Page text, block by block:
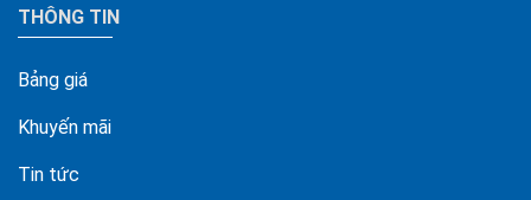
THÔNG TIN
Bảng giá
Khuyến mãi
Tin tức